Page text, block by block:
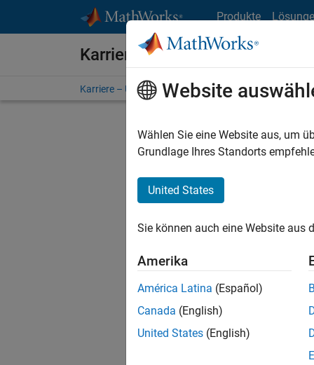
Produkte
Karriere bei MathWorks
Karriere – Übersicht Stellensuche
Es
Website
Wählen Sie eine Website aus, um
Grundlage Ihres Standorts
United States
Sie können auch eine Website aus
Amerika
América Latina (Español)
Canada (English)
United States (English)